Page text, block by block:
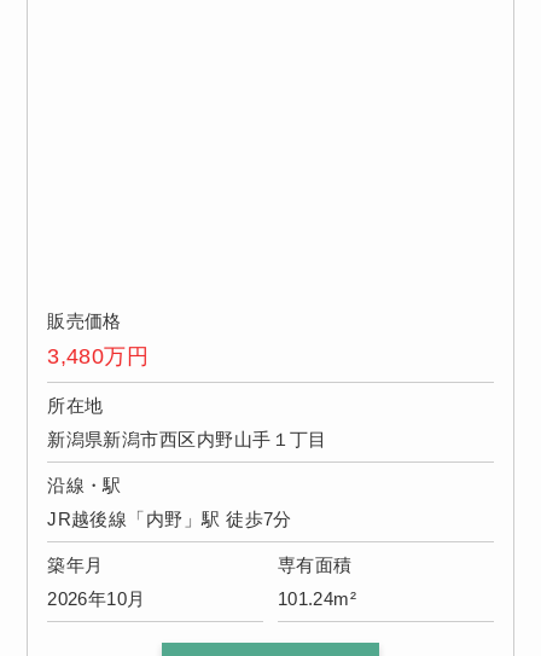
販売価格
3,480万円
所在地
新潟県新潟市西区内野山手１丁目
沿線・駅
JR越後線「内野」駅 徒歩7分
築年月
2026年10月
専有面積
101.24m²